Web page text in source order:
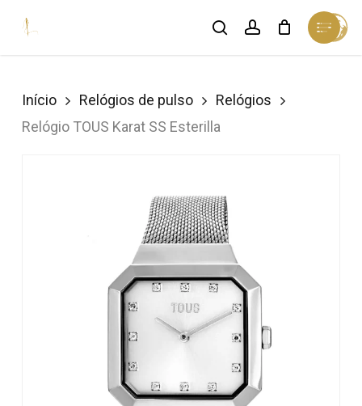
searchaccount
Menu
Close
Cart
Início Relógios de pulso
Relógios
Relógio TOUS Karat SS Esterilla